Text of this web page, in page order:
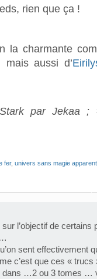
rien que ça !
la charmante
mais aussi d’
par Jekaa ;
fer, univers sans magie
sur l’objectif de
sent effectivement
c’est que ces « trucs
dans …2 ou 3 tomes …